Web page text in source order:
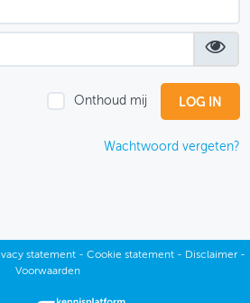
Onthoud mij
Wachtwoord vergeten?
statement- Cookie statement- Disclaimer-
Voorwaarden